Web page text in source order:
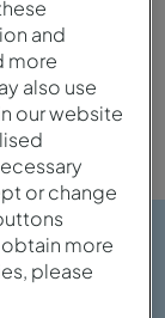
and
more
also use
our website
or change
obtain more
please